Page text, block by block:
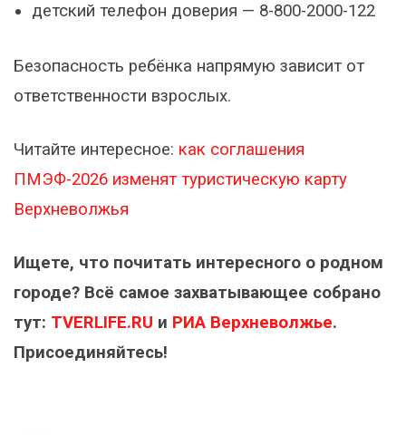
детский телефон доверия — 8-800-2000-122
Безопасность ребёнка напрямую зависит от
ответственности взрослых.
Читайте интересное: как соглашения
ПМЭФ-2026 изменят туристическую карту
Верхневолжья
Ищете, что почитать интересного о родном
городе? Всё самое захватывающее собрано
тут: TVERLIFE.RU и РИА Верхневолжье.
Присоединяйтесь!